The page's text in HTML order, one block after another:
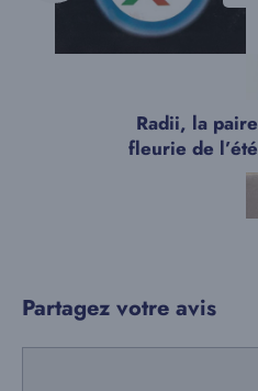
Radii, la paire
fleurie de l’été
Partagez votre avis